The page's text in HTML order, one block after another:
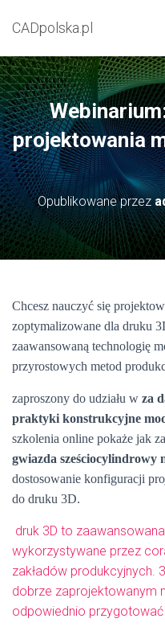
CADpolska.pl
projektowania
Opublikowane przez
Chcesz nauczyć się
zoptymalizowane dla druku
zaawansowaną technologię
przyrostowych metod
zaproszony do udziału w za
praktyki konstrukcyjne
szkolenia online pokaże jak
gwiazda sześciocylindrowy
dostosowanie konfiguracji
do druku 3D.
druk 3D to
wykorzystywane przez
zakładów produkcyjnych.
dobrze zaprojektowanym
odpowiednio